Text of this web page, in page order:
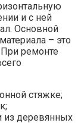
и с ней
Основной
– это
ремонте
стяжке;
из деревянных